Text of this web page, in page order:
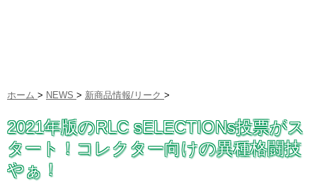
ホーム > NEWS > 新商品情報/リーク >
2021年版のRLC sELECTIONs投票がス
タート！コレクター向けの異種格闘技
やぁ！